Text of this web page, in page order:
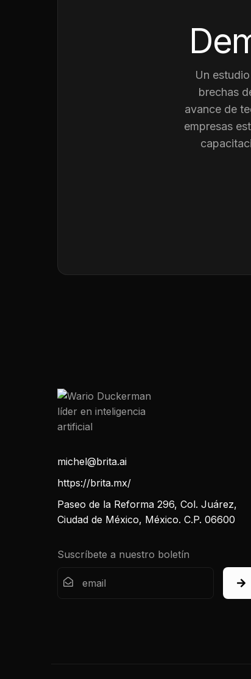
Un
brechas
avance de
empresas
michel@brita.ai
https://brita.mx/
Paseo de la Reforma 296, Col. Juárez,
Ciudad de México, México. C.P. 06600
Suscríbete a nuestro boletín